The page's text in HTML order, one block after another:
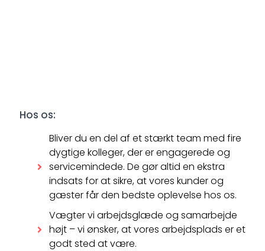
Hos os:
Bliver du en del af et stærkt team med fire
dygtige kolleger, der er engagerede og
servicemindede. De gør altid en ekstra
indsats for at sikre, at vores kunder og
gæster får den bedste oplevelse hos os.
Vægter vi arbejdsglæde og samarbejde
højt – vi ønsker, at vores arbejdsplads er et
godt sted at være.